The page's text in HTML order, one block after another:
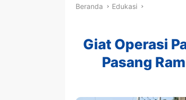
Beranda Edukasi
Giat Operasi
Pasang